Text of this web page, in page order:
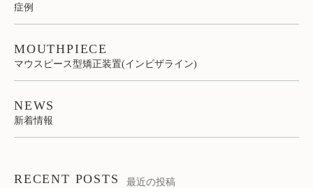
症例
MOUTHPIECE
マウスピース型矯正装置(インビザライン)
NEWS
新着情報
RECENT POSTS 最近の投稿